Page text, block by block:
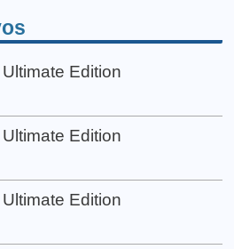
Edition
Edition
Edition